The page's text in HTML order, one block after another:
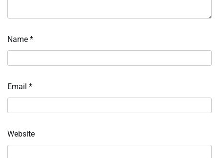
Name *
Email *
Website